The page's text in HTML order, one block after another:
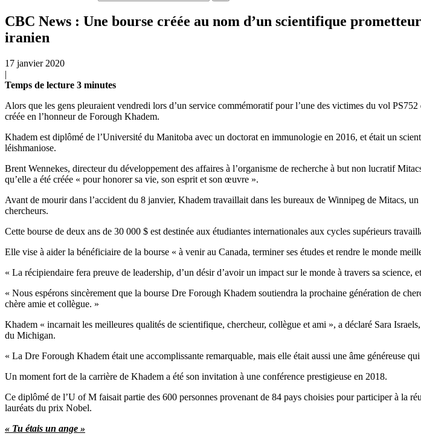
CBC News : Une bourse créée au nom d’un scientifique
iranien
17 janvier 2020
|
Temps de lecture 3 minutes
Alors que les gens pleuraient vendredi lors d’un service commémoratif pour l’une des victimes du vol
créée en l’honneur de Forough Khadem.
Khadem est diplômé de l’Université du Manitoba avec un doctorat en immunologie en 2016, et était un
léishmaniose.
Brent Wennekes, directeur du développement des affaires à l’organisme de recherche à but non lucratif
qu’elle a été créée « pour honorer sa vie, son esprit et son œuvre ».
Avant de mourir dans l’accident du 8 janvier, Khadem travaillait dans les bureaux de Winnipeg de Mitacs,
chercheurs.
Cette bourse de deux ans de 30 000 $ est destinée aux étudiantes internationales aux cycles supérieurs
Elle vise à aider la bénéficiaire de la bourse « à venir au Canada, terminer ses études et rendre le monde
« La récipiendaire fera preuve de leadership, d’un désir d’avoir un impact sur le monde à travers sa
« Nous espérons sincèrement que la bourse Dre Forough Khadem soutiendra la prochaine génération de
chère amie et collègue. »
Khadem « incarnait les meilleures qualités de scientifique, chercheur, collègue et ami », a déclaré Sara
du Michigan.
« La Dre Forough Khadem était une accomplissante remarquable, mais elle était aussi une âme généreuse
Un moment fort de la carrière de Khadem a été son invitation à une conférence prestigieuse en 2018.
Ce diplômé de l’U of M faisait partie des 600 personnes provenant de 84 pays choisies pour participer à la
lauréats du prix Nobel.
« Tu étais un ange »